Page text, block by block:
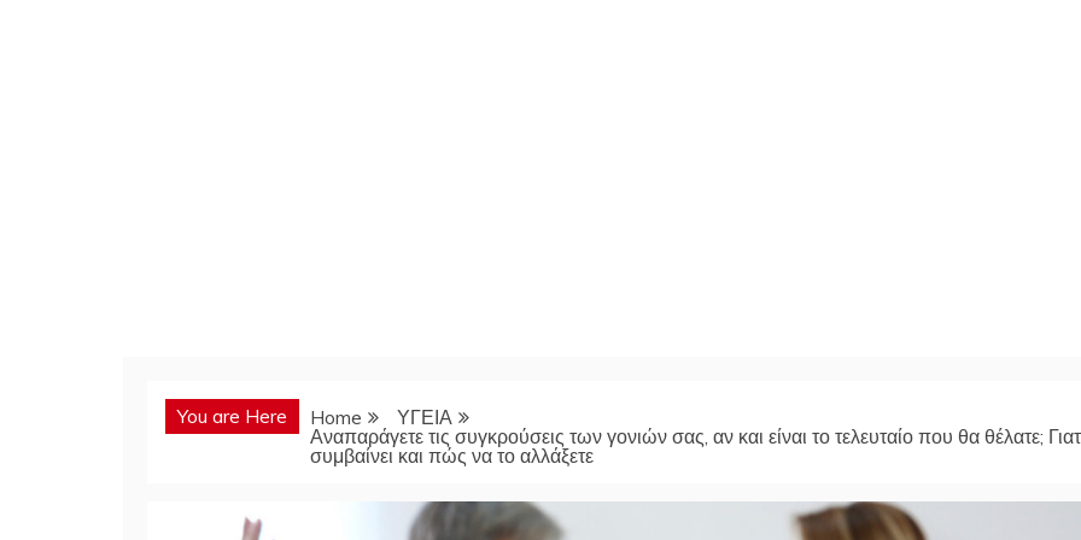
You are Here Home
ΥΓΕΙΑ
Αναπαράγετε τις συγκρούσεις των γονιών σας, αν και είναι το τελευταίο που θα θέλατε;
συμβαίνει και πώς να το αλλάξετε